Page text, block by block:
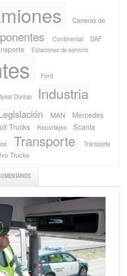
Carreras de
Continental DAF
Estaciones de servicio
Ford
Dunlop
Industria
MAN
Mercedes
Trucks Reportajes Scania
Transporte
Transporte
Trucks